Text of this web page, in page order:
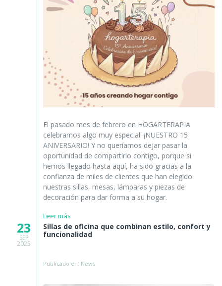
El pasado mes de febrero en HOGARTERAPIA
celebramos algo muy especial: ¡NUESTRO 15
ANIVERSARIO! Y no queríamos dejar pasar la
oportunidad de compartirlo contigo, porque si
hemos llegado hasta aquí, ha sido gracias a la
confianza de miles de clientes que han elegido
nuestras sillas, mesas, lámparas y piezas de
decoración para dar forma a su hogar.
Leer más
Sillas de oficina que combinan estilo, confort y
funcionalidad
23
SEP
2025
Publicado en: News